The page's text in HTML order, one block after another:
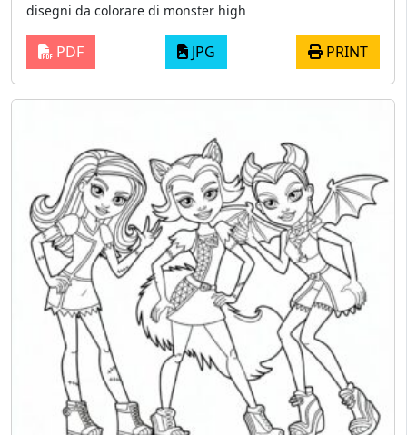
disegni da colorare di monster high
PDF JPG PRINT